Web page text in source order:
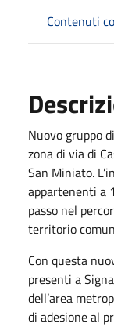
Contenuti
Nuovo gruppo
zona di via di
San Miniato.
appartenenti a
passo nel
territorio
Con questa
presenti a
dell’area
di adesione al